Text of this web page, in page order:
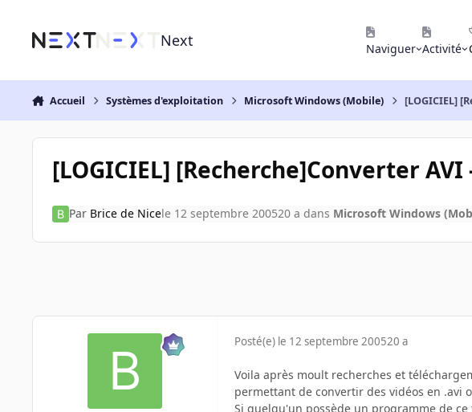
Next Naviguer Activité
Accueil Systèmes d'exploitation Microsoft Windows (Mobile) [LOGICIEL]
[LOGICIEL] [Recherche]Converter AVI
Par Brice de Nicele 12 septembre 200520 a dans Microsoft Windows
Posté(e) le 12 septembre 200520 a
Voila après moult recherches et
permettant de convertir des vidéos en .avi
Si quelqu'un possède un programme de ce